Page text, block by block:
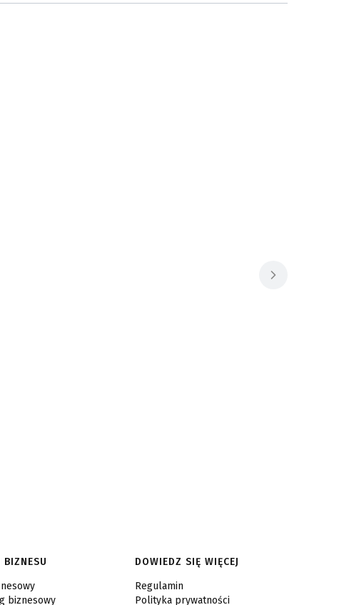
BIZNESU
biznesowy
DOWIEDZ SIĘ WIĘCEJ
Regulamin
Polityka prywatności